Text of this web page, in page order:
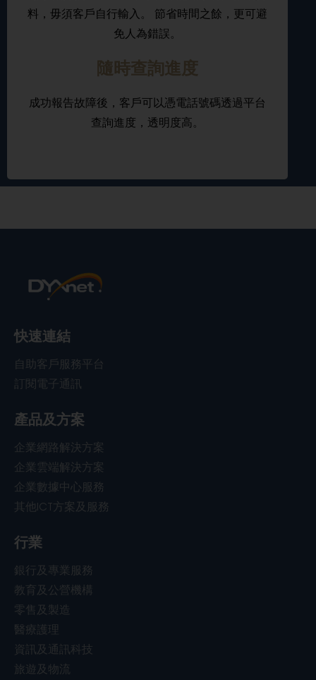
料，毋須客戶自行輸入。 節省時間之餘，更可避
免人為錯誤。
隨時查詢進度
成功報告故障後，客戶可以憑電話號碼透過平台
查詢進度，透明度高。
快速連結
自助客戶服務平台
訂閱電子通訊
產品及方案
企業網路解決方案
企業雲端解決方案
企業數據中心服務
其他ICT方案及服務
行業
銀行及專業服務
教育及公營機構
零售及製造
醫療護理
資訊及通訊科技
旅遊及物流